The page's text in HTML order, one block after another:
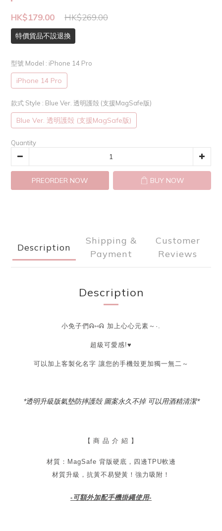
HK$269.00
HK$179.00
特價貨品不設退換
型號 Model : iPhone 14 Pro
iPhone 14 Pro
款式 Style : Blue Ver. 透明護殻 (支援MagSafe版)
Blue Ver. 透明護殻 (支援MagSafe版)
Quantity
PREORDER NOW BUY NOW
Description
Shipping &
Payment
Customer
Reviews
Description
小免子們ᕱ⑅ᕱ 加上心心元素～·.
超級可愛感!♥
可以加上客製化名字 讓您的手機殼更加獨一無二～
*透明升級版氣墊防摔護殻 圖案永久不掉 可以用酒精清潔*
【 商 品 介 紹 】
材質：MagSafe 背版硬底，四邊TPU軟邊
材質升級，抗黃不易變黃！ 強力吸附！
-可額外加配手機掛繩使用-